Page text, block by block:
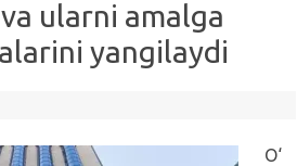
ularni amalga
yangilaydi
O‘